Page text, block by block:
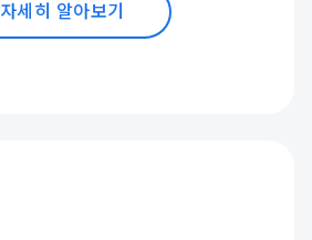
자세히 알아보기